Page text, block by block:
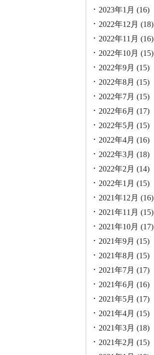
2023年1月 (16)
2022年12月 (18)
2022年11月 (16)
2022年10月 (15)
2022年9月 (15)
2022年8月 (15)
2022年7月 (15)
2022年6月 (17)
2022年5月 (15)
2022年4月 (16)
2022年3月 (18)
2022年2月 (14)
2022年1月 (15)
2021年12月 (16)
2021年11月 (15)
2021年10月 (17)
2021年9月 (15)
2021年8月 (15)
2021年7月 (17)
2021年6月 (16)
2021年5月 (17)
2021年4月 (15)
2021年3月 (18)
2021年2月 (15)